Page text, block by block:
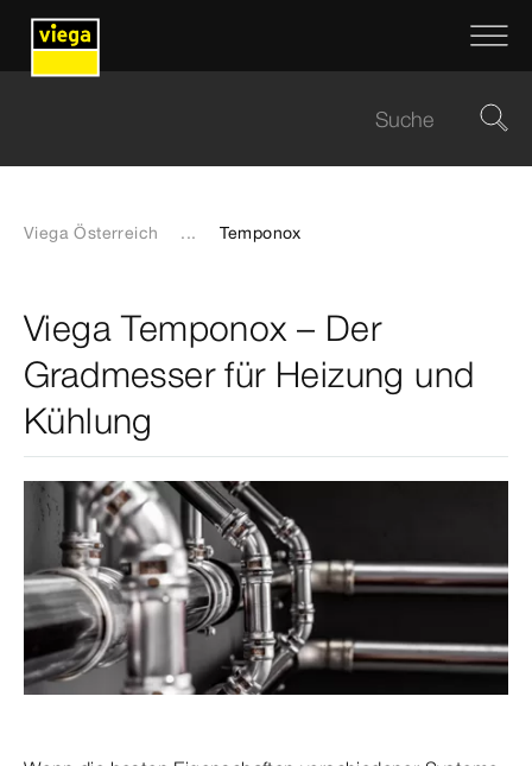
Viega Österreich ... Temponox
Viega Temponox – Der
Gradmesser für Heizung und
Kühlung